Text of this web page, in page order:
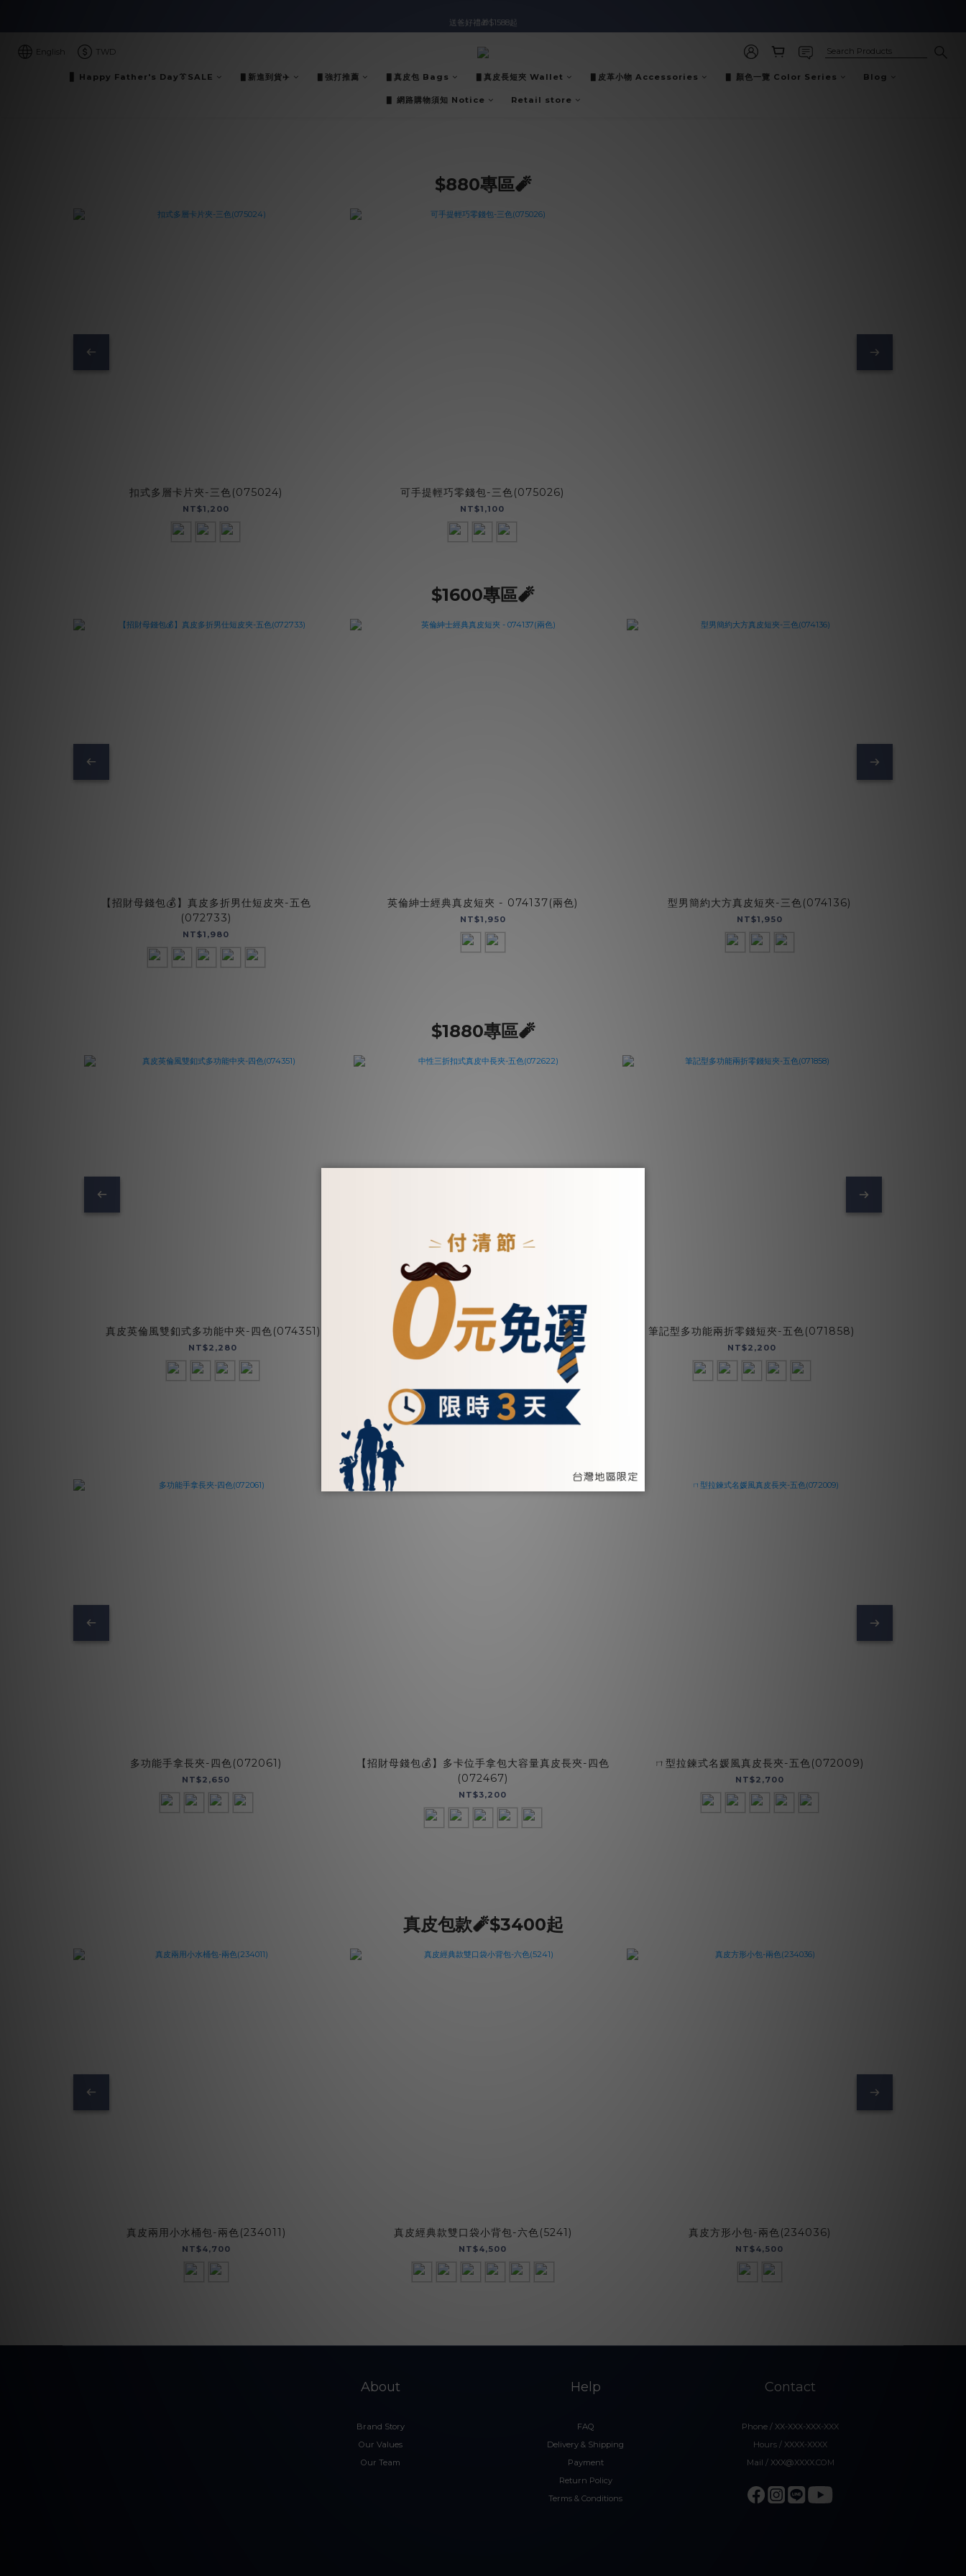
滿$2000現折$100👏累計無上限
入會即領$888購物金🙌
English TWD
▋ Happy Father's Day👔SALE ▋新進到貨✈️ ▋強打推薦 ▋真皮包 Bags ▋真皮長短夾 Wallet ▋皮革小物 Accessories ▋ 顏色一覽 Color Series Blog
▋ 網路購物須知 Notice Retail store
$880專區🧨
扣式多層卡片夾-三色(075024)
NT$1,200
可手提輕巧零錢包-三色(075026)
NT$1,100
$1600專區🧨
【招財母錢包💰】真皮多折男仕短皮夾-五色
(072733)
NT$1,980
英倫紳士經典真皮短夾 - 074137(兩色)
NT$1,950
型男簡約大方真皮短夾-三色(074136)
NT$1,950
$1880專區🧨
真皮英倫風雙釦式多功能中夾-四色(074351)
NT$2,280
中性三折扣式真皮中長夾-五色(072622)
NT$2,280
筆記型多功能兩折零錢短夾-五色(071858)
NT$2,200
多功能手拿長夾-四色(072061)
NT$2,650
【招財母錢包💰】多卡位手拿包大容量真皮長夾-四色
(072467)
NT$3,200
ㄇ型拉鍊式名媛風真皮長夾-五色(072009)
NT$2,700
真皮包款🧨$3400起
真皮兩用小水桶包-兩色(234011)
NT$4,700
真皮經典款雙口袋小背包-六色(5241)
NT$4,500
真皮方形小包-兩色(234036)
NT$4,500
About
Brand Story
Our Values
Our Team
Help
FAQ
Delivery & Shipping
Payment
Return Policy
Terms & Conditions
Contact
Phone / XX-XXX-XXX-XXX
Hours / XXXX-XXXX
Mail / XXX@XXXX.COM